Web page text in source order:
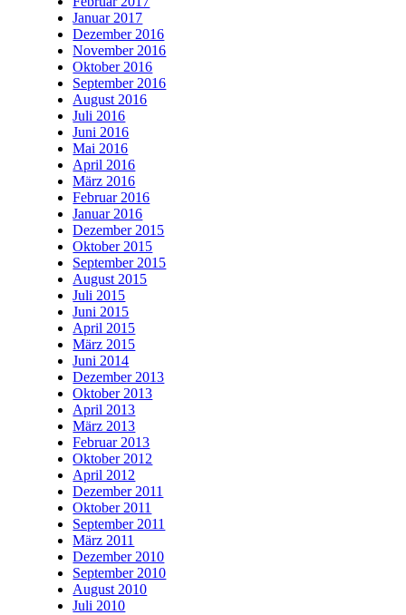
Januar 2017
Dezember 2016
November 2016
Oktober 2016
September 2016
August 2016
Juli 2016
Juni 2016
Mai 2016
April 2016
März 2016
Februar 2016
Januar 2016
Dezember 2015
Oktober 2015
September 2015
August 2015
Juli 2015
Juni 2015
April 2015
März 2015
Juni 2014
Dezember 2013
Oktober 2013
April 2013
März 2013
Februar 2013
Oktober 2012
April 2012
Dezember 2011
Oktober 2011
September 2011
März 2011
Dezember 2010
September 2010
August 2010
Juli 2010